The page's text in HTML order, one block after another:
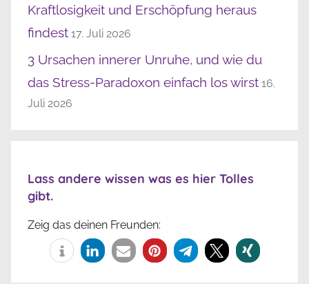
Kraftlosigkeit und Erschöpfung heraus
findest 17. Juli 2026
3 Ursachen innerer Unruhe, und wie du
das Stress-Paradoxon einfach los wirst 16.
Juli 2026
Lass andere wissen was es hier Tolles
gibt.
Zeig das deinen Freunden: